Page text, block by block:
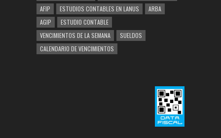
AFIP
ESTUDIOS CONTABLES EN LANUS
ARBA
AGIP
ESTUDIO CONTABLE
VENCIMIENTOS DE LA SEMANA
SUELDOS
CALENDARIO DE VENCIMIENTOS